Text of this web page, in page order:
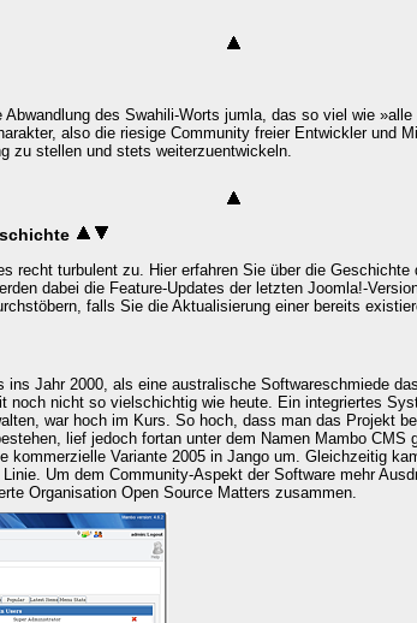
des Swahili-Worts jumla , das so viel wie
also die riesige Community freier Entwickler und
zu stellen und stets weiterzuentwickeln.
recht turbulent zu. Hier erfahren Sie über die
dabei die Feature-Updates der letzten Joomla!-
falls Sie die Aktualisierung einer bereits
Jahr 2000, als eine australische Softwareschmiede
noch nicht so vielschichtig wie heute. Ein integriertes
war hoch im Kurs. So hoch, dass man das Projekt
lief jedoch fortan unter dem Namen Mambo CMS
kommerzielle Variante 2005 in Jango um. Gleichzeitig
Um dem Community-Aspekt der Software mehr
Organisation Open Source Matters zusammen.